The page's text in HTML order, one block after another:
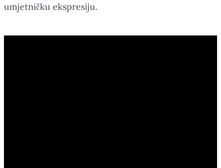
umjetničku ekspresiju.